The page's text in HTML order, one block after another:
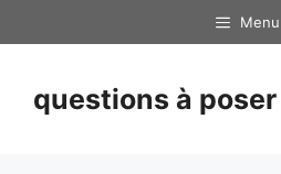
to
Menu
questions à poser